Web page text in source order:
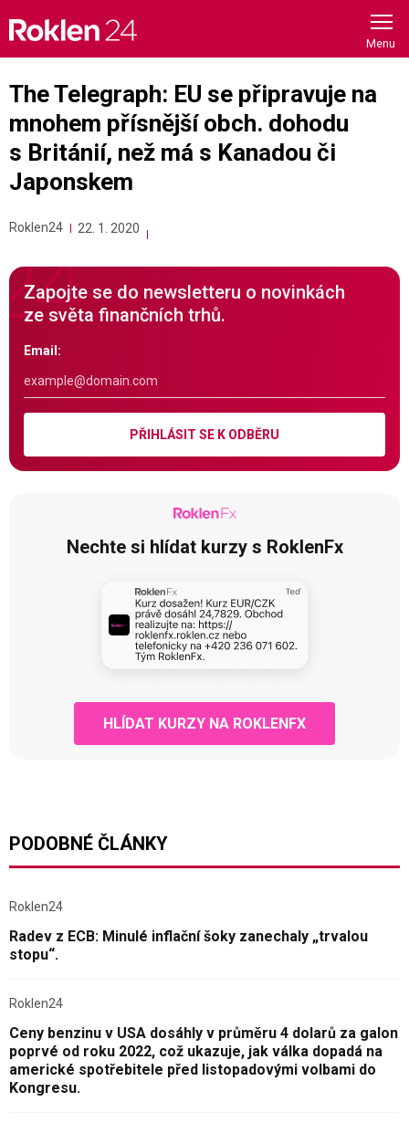
content
The Telegraph: EU se připravuje na
mnohem přísnější obch. dohodu
s Británií, než má s Kanadou či
Japonskem
Roklen24 22. 1. 2020
Zapojte se do newsletteru o novinkách
ze světa finančních trhů.
Email:
PŘIHLÁSIT SE K ODBĚRU
Nechte si hlídat kurzy s RoklenFx
HLÍDAT KURZY NA ROKLENFX
PODOBNÉ ČLÁNKY
Roklen24
Radev z ECB: Minulé inflační šoky zanechaly „trvalou
stopu“.
Roklen24
Ceny benzinu v USA dosáhly v průměru 4 dolarů za galon
poprvé od roku 2022, což ukazuje, jak válka dopadá na
americké spotřebitele před listopadovými volbami do
Kongresu.